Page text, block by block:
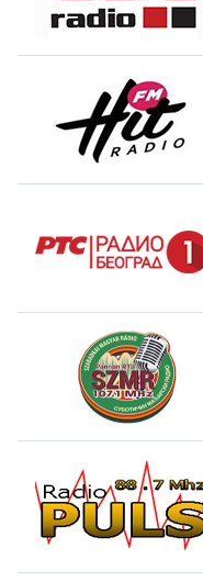
Opacity
Background
Opacity
Caption
Edge